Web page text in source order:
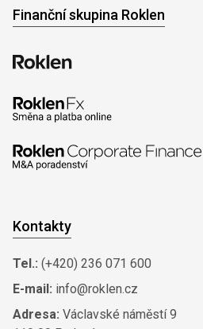
Finanční skupina Roklen
Kontakty
Tel.: (+420) 236 071 600
E-mail: info@roklen.cz
Adresa: Václavské náměstí 9